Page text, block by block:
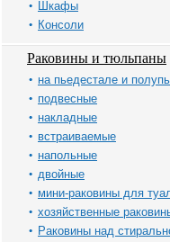
Шкафы
Консоли
Раковины и тюльпаны
на пьедестале и
подвесные
накладные
встраиваемые
напольные
двойные
мини-раковины для
хозяйственные
Раковины над